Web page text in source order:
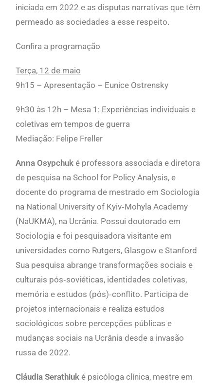
iniciada em 2022 e as disputas narrativas que têm
permeado as sociedades a esse respeito.
Confira a programação
Terça, 12 de maio
9h15 – Apresentação – Eunice Ostrensky
9h30 às 12h – Mesa 1: Experiências individuais e
coletivas em tempos de guerra
Mediação: Felipe Freller
Anna Osypchuk é professora associada e diretora
de pesquisa na School for Policy Analysis, e
docente do programa de mestrado em Sociologia
na National University of Kyiv‐Mohyla Academy
(NaUKMA), na Ucrânia. Possui doutorado em
Sociologia e foi pesquisadora visitante em
universidades como Rutgers, Glasgow e Stanford
Sua pesquisa abrange transformações sociais e
culturais pós‐soviéticas, identidades coletivas,
memória e estudos (pós)‐conflito. Participa de
projetos internacionais e realiza estudos
sociológicos sobre percepções públicas e
mudanças sociais na Ucrânia desde a invasão
russa de 2022.
Cláudia Serathiuk é psicóloga clínica, mestre em